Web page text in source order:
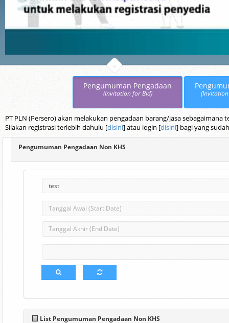
Pengumuman Pengadaan
(Invitation for Bid)
PT PLN (Persero) akan melakukan pengadaan barang/jasa
Silakan registrasi terlebih dahulu [disini] atau login [disini] bagi yang
Pengumuman Pengadaan Non KHS
List Pengumuman Pengadaan Non KHS